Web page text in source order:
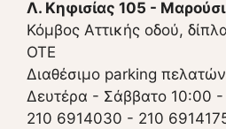
Λ. Κηφισίας 105 - Μαρούσι
Κόμβος Αττικής οδού,
ΟΤΕ
Διαθέσιμο parking πελατών
Δευτέρα - Σάββατο 10:00
210 6914030 - 210